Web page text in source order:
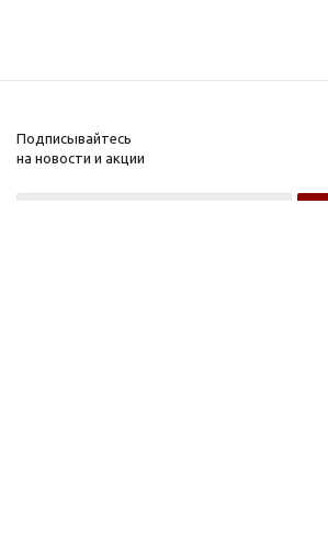
Подписывайтесь
на новости и акции